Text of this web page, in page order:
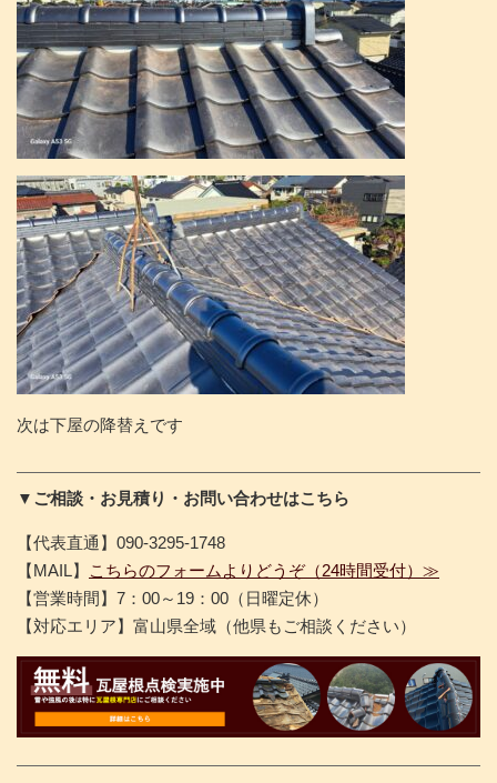
次は下屋の降替えです
▼ご相談・お見積り・お問い合わせはこちら
【代表直通】090-3295-1748
【MAIL】
こちらのフォームよりどうぞ（24時間受付）≫
【営業時間】7：00～19：00（日曜定休）
【対応エリア】富山県全域（他県もご相談ください）